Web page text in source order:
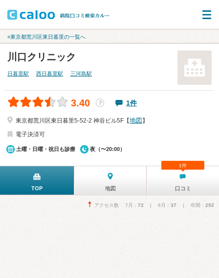
«東京都荒川区東日暮里の一覧へ
川口クリニック
日暮里駅 西日暮里駅 三河島駅
3.40 ？ 1件
東京都荒川区東日暮里5-52-2 神谷ビル5F【地図 】
電子決済可
土曜・日曜・祝日も診療 夜（〜20:00）
TOP 地図 口コミ
1件
アクセス数 7月： 72 | 6月： 37 | 年間： 292